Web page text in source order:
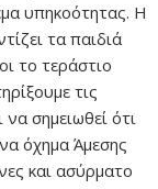
υπηκοότητας. Η
τα παιδιά
το τεράστιο
τις
σημειωθεί ότι
όχημα Άμεσης
και ασύρματο